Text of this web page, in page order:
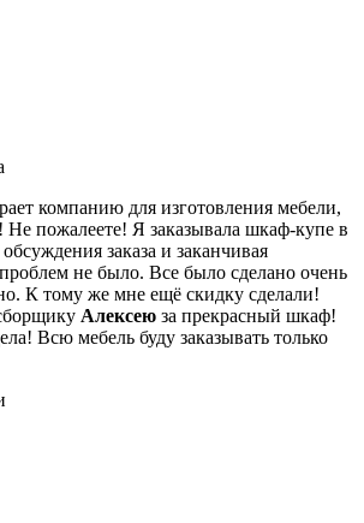
компанию для изготовления мебели,
пожалеете! Я заказывала шкаф-купе в
заказа и заканчивая
не было. Все было сделано очень
К тому же мне ещё скидку сделали!
Алексею за прекрасный шкаф!
Всю мебель буду заказывать только